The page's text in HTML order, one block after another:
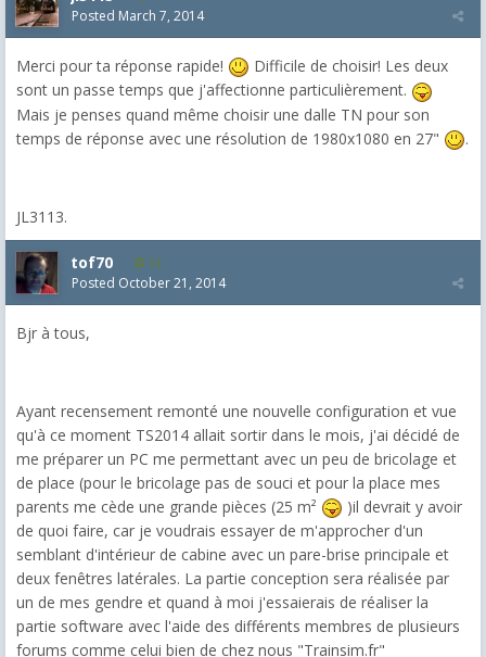
Posted March 7, 2014
Merci pour ta réponse rapide!
Difficile de choisir! Les deux
sont un passe temps que j'affectionne particulièrement.
Mais je penses quand même choisir une dalle TN pour son
temps de réponse avec une résolution de 1980x1080 en 27"
.
JL3113.
tof70 12
Posted October 21, 2014
Bjr à tous,
Ayant recensement remonté une nouvelle configuration et vue
qu'à ce moment TS2014 allait sortir dans le mois, j'ai décidé de
me préparer un PC me permettant avec un peu de bricolage et
de place (pour le bricolage pas de souci et pour la place mes
parents me cède une grande pièces (25 m²
)il devrait y avoir
de quoi faire, car je voudrais essayer de m'approcher d'un
semblant d'intérieur de cabine avec un pare-brise principale et
deux fenêtres latérales. La partie conception sera réalisée par
un de mes gendre et quand à moi j'essaierais de réaliser la
partie software avec l'aide des différents membres de plusieurs
forums comme celui bien de chez nous "Trainsim.fr"